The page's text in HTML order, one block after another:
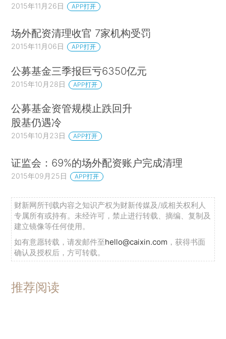
2015年11月26日 APP打开
场外配资清理收官 7家机构受罚
2015年11月06日 APP打开
公募基金三季报巨亏6350亿元
2015年10月28日 APP打开
公募基金资管规模止跌回升
股基仍遇冷
2015年10月23日 APP打开
证监会：69%的场外配资账户完成清理
2015年09月25日 APP打开
财新网所刊载内容之知识产权为财新传媒及/或相关权利人
专属所有或持有。未经许可，禁止进行转载、摘编、复制及
建立镜像等任何使用。
如有意愿转载，请发邮件至hello@caixin.com ，获得书面
确认及授权后，方可转载。
推荐阅读